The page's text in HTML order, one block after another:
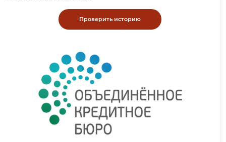
Проверить историю